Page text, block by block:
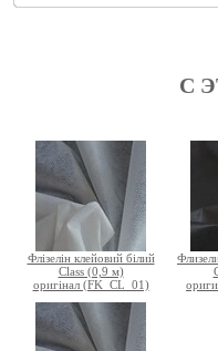
С
Флізелін клейовий білий
Class (0,9 м)
оригінал (FK_CL_01)